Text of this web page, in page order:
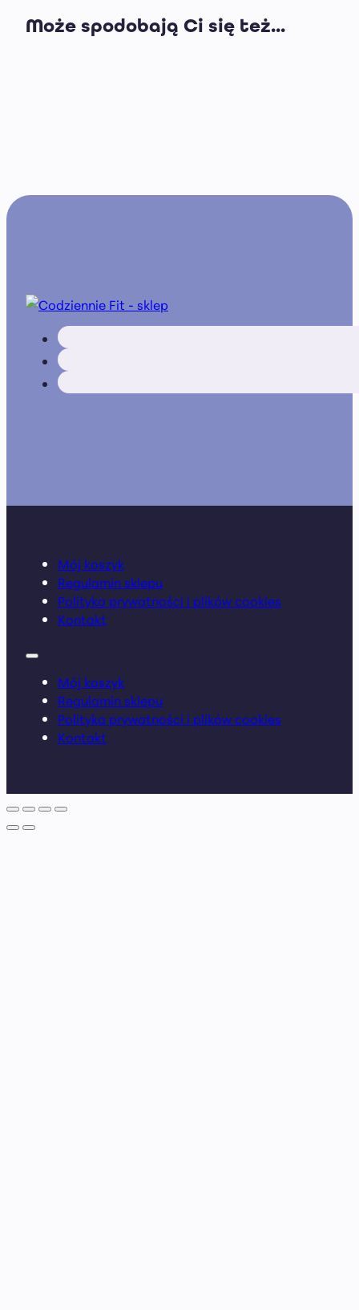
Może spodobają Ci się też...
Mój koszyk
Regulamin sklepu
Polityka prywatności i plików cookies
Kontakt
Mój koszyk
Regulamin sklepu
Polityka prywatności i plików cookies
Kontakt